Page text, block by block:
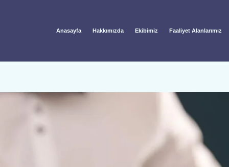
Anasayfa Hakkımızda Ekibimiz Faaliyet Alanlarımız